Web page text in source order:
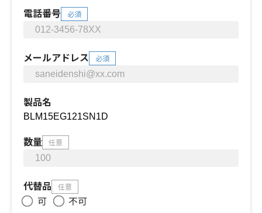
電話番号 必須
メールアドレス 必須
製品名
数量 任意
代替品 任意
可
不可